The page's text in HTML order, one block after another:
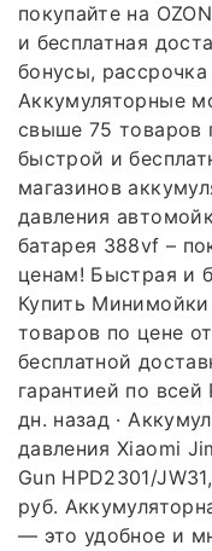
покупайте на
и бесплатная
бонусы,
Аккумуляторные
свыше 75 товаров
быстрой и
магазинов
давления
батарея 388vf –
ценам! Быстрая и
Купить
товаров по цене
бесплатной
гарантией по
дн. назад ·
давления Xiaomi
Gun HPD2301/
руб.
— это удобное и